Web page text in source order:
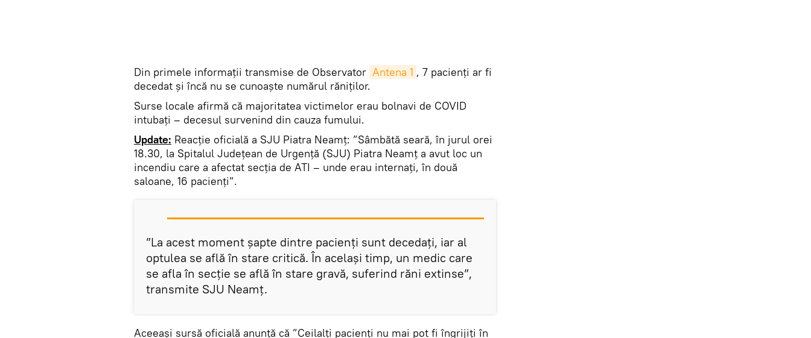
Din primele informații transmise de Observator Antena 1 , 7 pacienți ar fi
decedat și încă nu se cunoaște numărul răniților.
Surse locale afirmă că majoritatea victimelor erau bolnavi de COVID
intubați – decesul survenind din cauza fumului.
Update: Reacție oficială a SJU Piatra Neamț: ”Sâmbătă seară, în jurul orei
18.30, la Spitalul Județean de Urgență (SJU) Piatra Neamț a avut loc un
incendiu care a afectat secția de ATI – unde erau internați, în două
saloane, 16 pacienți”.
”La acest moment șapte dintre pacienți sunt decedați, iar al
optulea se află în stare critică. În același timp, un medic care
se afla în secție se află în stare gravă, suferind răni extinse”,
transmite SJU Neamț.
Aceeași sursă oficială anunță că ”Ceilalți pacienți nu mai pot fi îngrijiți în